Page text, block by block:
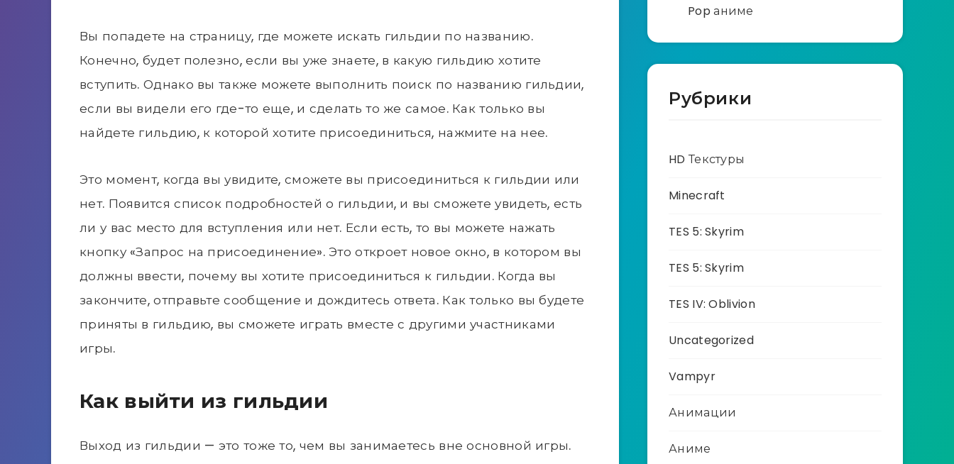
Вы попадете на страницу, где можете искать гильдии по названию.
Конечно, будет полезно, если вы уже знаете, в какую гильдию хотите
вступить. Однако вы также можете выполнить поиск по названию гильдии,
если вы видели его где-то еще, и сделать то же самое. Как только вы
найдете гильдию, к которой хотите присоединиться, нажмите на нее.
Это момент, когда вы увидите, сможете вы присоединиться к гильдии или
нет. Появится список подробностей о гильдии, и вы сможете увидеть, есть
ли у вас место для вступления или нет. Если есть, то вы можете нажать
кнопку «Запрос на присоединение». Это откроет новое окно, в котором вы
должны ввести, почему вы хотите присоединиться к гильдии. Когда вы
закончите, отправьте сообщение и дождитесь ответа. Как только вы будете
приняты в гильдию, вы сможете играть вместе с другими участниками
игры.
Как выйти из гильдии
Выход из гильдии — это тоже то, чем вы занимаетесь вне основной игры.
Pop аниме
Рубрики
HD Текстуры
Minecraft
TES 5: Skyrim
TES 5: Skyrim
TES IV: Oblivion
Uncategorized
Vampyr
Анимации
Аниме